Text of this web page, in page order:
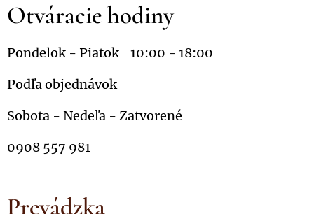
Otváracie hodiny
Pondelok - Piatok 10:00 - 18:00
Podľa objednávok
Sobota - Nedeľa - Zatvorené
0908 557 981
Prevádzka